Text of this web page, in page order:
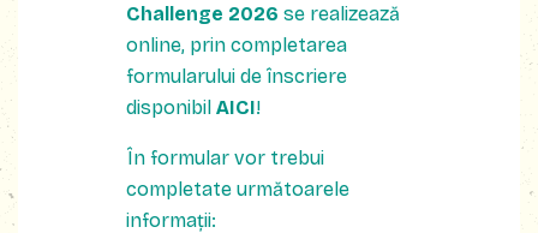
Challenge 2026 se realizează
online, prin completarea
formularului de înscriere
disponibil AICI!
În formular vor trebui
completate următoarele
informații: